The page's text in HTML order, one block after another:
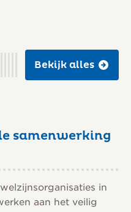
Bekijk alles
samenwerking
in
aan het veilig